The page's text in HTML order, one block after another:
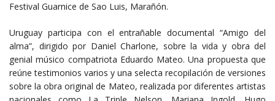
Festival Guarnice de Sao Luis, Marañón.
Uruguay participa con el entrañable documental “Amigo del
alma”, dirigido por Daniel Charlone, sobre la vida y obra del
genial músico compatriota Eduardo Mateo. Una propuesta que
reúne testimonios varios y una selecta recopilación de versiones
sobre la obra original de Mateo, realizada por diferentes artistas